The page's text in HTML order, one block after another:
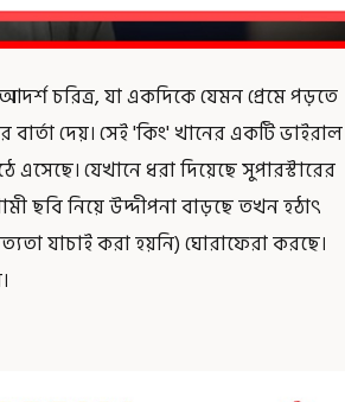
চরিত্র, যা একদিকে যেমন প্রেমে পড়তে
দেয়। সেই 'কিং' খানের একটি ভাইরাল
যেখানে ধরা দিয়েছে সুপারস্টারের
ছবি নিয়ে উদ্দীপনা বাড়ছে তখন হঠাৎ
যাচাই করা হয়নি) ঘোরাফেরা করছে।